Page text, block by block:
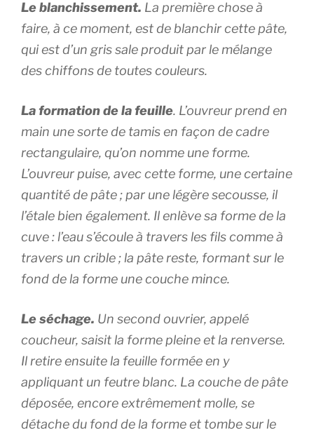
Le blanchissement. La première chose à
faire, à ce moment, est de blanchir cette pâte,
qui est d’un gris sale produit par le mélange
des chiffons de toutes couleurs.
La formation de la feuille. L’ouvreur prend en
main une sorte de tamis en façon de cadre
rectangulaire, qu’on nomme une forme.
L’ouvreur puise, avec cette forme, une certaine
quantité de pâte ; par une légère secousse, il
l’étale bien également. Il enlève sa forme de la
cuve : l’eau s’écoule à travers les fils comme à
travers un crible ; la pâte reste, formant sur le
fond de la forme une couche mince.
Le séchage. Un second ouvrier, appelé
coucheur, saisit la forme pleine et la renverse.
Il retire ensuite la feuille formée en y
appliquant un feutre blanc. La couche de pâte
déposée, encore extrêmement molle, se
détache du fond de la forme et tombe sur le